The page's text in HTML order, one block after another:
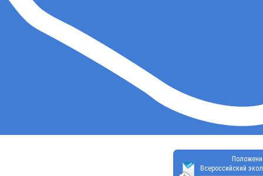
Всероссийский